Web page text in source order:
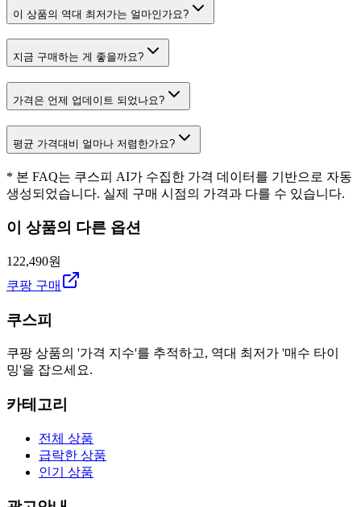
이 상품의 역대 최저가는 얼마인가요?
지금 구매하는 게 좋을까요?
가격은 언제 업데이트 되었나요?
평균 가격대비 얼마나 저렴한가요?
* 본 FAQ는 쿠스피 AI가 수집한 가격 데이터를 기반으로 자동
생성되었습니다. 실제 구매 시점의 가격과 다를 수 있습니다.
이 상품의 다른 옵션
122,490원
쿠팡 구매
쿠스피
쿠팡 상품의 '가격 지수'를 추적하고, 역대 최저가 '매수 타이
밍'을 잡으세요.
카테고리
전체 상품
급락한 상품
인기 상품